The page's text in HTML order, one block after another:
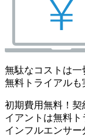
無駄なコストは一
無料トライアルも
初期費用無料！契
イアントは無料
インフルエンサー